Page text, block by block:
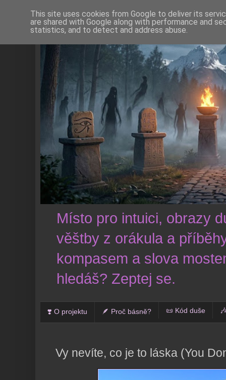
Místo pro intuici, obrazy
věštby z orákula a
kompasem a slova
hledáš? Zeptej se.
❣️ O projektu 🪶 Proč básně? 📜 Kód duše
Vy nevíte, co je to láska (You
This site uses cookies from Google to deliver its
are shared with Google along with performance and
statistics, and to detect and address abuse.